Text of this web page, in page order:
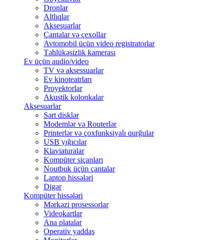
Dronlar
Altlıqlar
Aksesuarlar
Çantalar və çexollar
Avtomobil üçün video registratorlar
Təhlükəsizlik kamerası
Ev üçün audio/video
TV və aksessuarlar
Ev kinoteatrları
Proyektorlar
Akustik kolonkalar
Aksesuarlar
Sərt disklər
Modemlər və Routerlər
Printerlər və çoxfunksiyalı qurğular
USB yığıcılar
Klaviaturalar
Kompüter siçanları
Noutbuk üçün çantalar
Laptop hissələri
Digər
Kompüter hissələri
Mərkəzi prosessorlar
Videokartlar
Ana platalar
Operativ yaddaş